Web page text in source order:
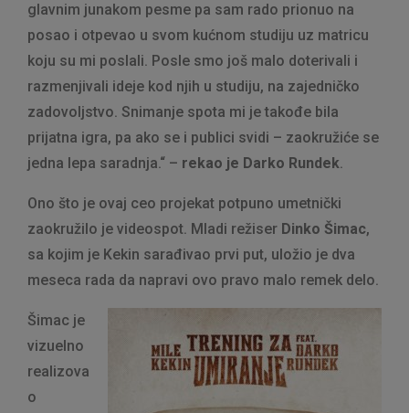
glavnim junakom pesme pa sam rado prionuo na
posao i otpevao u svom kućnom studiju uz matricu
koju su mi poslali. Posle smo još malo doterivali i
razmenjivali ideje kod njih u studiju, na zajedničko
zadovoljstvo. Snimanje spota mi je takođe bila
prijatna igra, pa ako se i publici svidi – zaokružiće se
jedna lepa saradnja.“ – rekao je Darko Rundek.
Ono što je ovaj ceo projekat potpuno umetnički
zaokružilo je videospot. Mladi režiser Dinko Šimac,
sa kojim je Kekin sarađivao prvi put, uložio je dva
meseca rada da napravi ovo pravo malo remek delo.
Šimac je
vizuelno
realizova
o